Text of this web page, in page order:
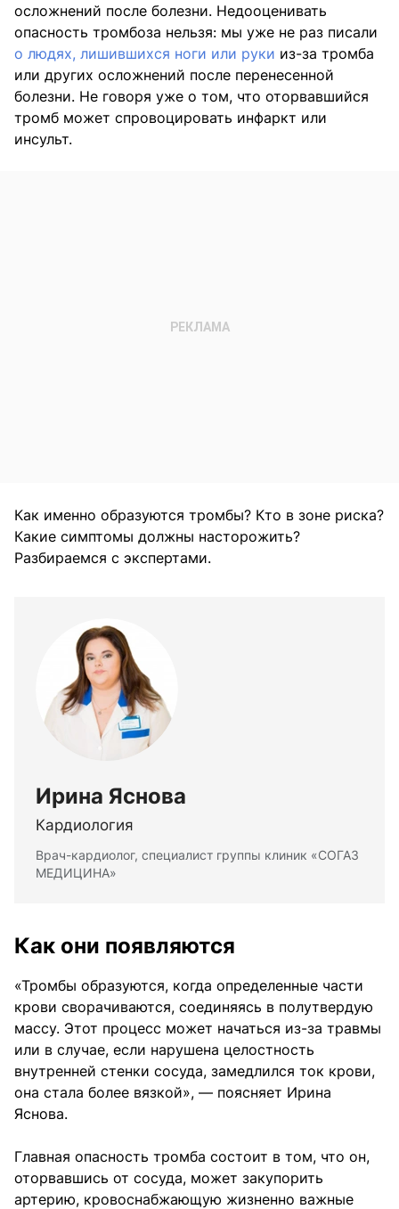
осложнений после болезни. Недооценивать
опасность тромбоза нельзя: мы уже не раз писали
о людях, лишившихся ноги или руки из-за тромба
или других осложнений после перенесенной
болезни. Не говоря уже о том, что оторвавшийся
тромб может спровоцировать инфаркт или
инсульт.
Как именно образуются тромбы? Кто в зоне риска?
Какие симптомы должны насторожить?
Разбираемся с экспертами.
Ирина Яснова
Кардиология
Врач-кардиолог, специалист группы клиник «СОГАЗ
МЕДИЦИНА»
Как они появляются
«Тромбы образуются, когда определенные части
крови сворачиваются, соединяясь в полутвердую
массу. Этот процесс может начаться из-за травмы
или в случае, если нарушена целостность
внутренней стенки сосуда, замедлился ток крови,
она стала более вязкой», — поясняет Ирина
Яснова.
Главная опасность тромба состоит в том, что он,
оторвавшись от сосуда, может закупорить
артерию, кровоснабжающую жизненно важные